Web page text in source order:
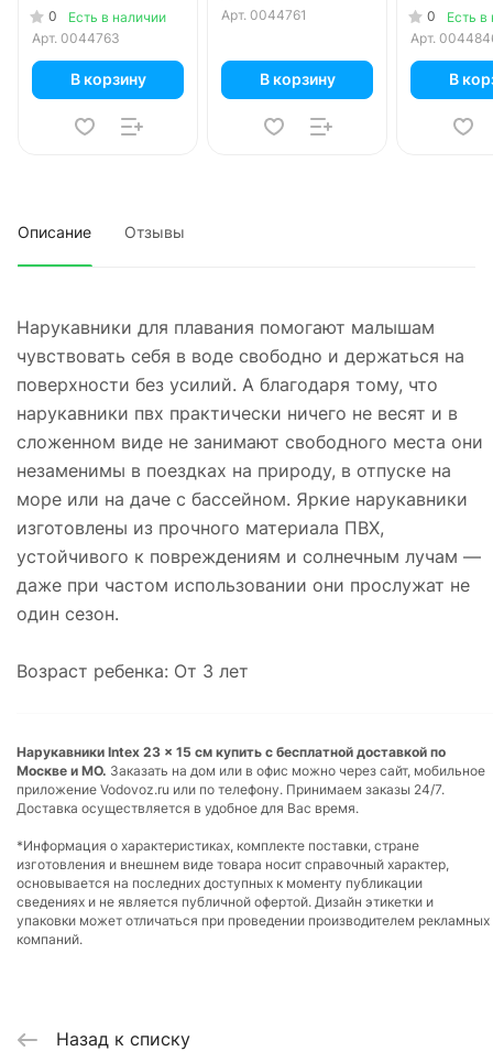
0
Есть в наличии
Арт. 0044763
В корзину
Арт. 0044761
В корзину
0
Есть в
Арт.
В
Описание Отзывы
Нарукавники для плавания помогают малышам
чувствовать себя в воде свободно и держаться на
поверхности без усилий. А благодаря тому, что
нарукавники пвх практически ничего не весят и в
сложенном виде не занимают свободного места они
незаменимы в поездках на природу, в отпуске на
море или на даче с бассейном. Яркие нарукавники
изготовлены из прочного материала ПВХ,
устойчивого к повреждениям и солнечным лучам —
даже при частом использовании они прослужат не
один сезон.
Возраст ребенка: От 3 лет
Нарукавники Intex 23 x 15 см купить с бесплатной доставкой по
Москве и МО. Заказать на дом или в офис можно через сайт, мобильное
приложение Vodovoz.ru или по телефону. Принимаем заказы 24/7.
Доставка осуществляется в удобное для Вас время.
*Информация о характеристиках, комплекте поставки, стране
изготовления и внешнем виде товара носит справочный характер,
основывается на последних доступных к моменту публикации
сведениях и не является публичной офертой. Дизайн этикетки и
упаковки может отличаться при проведении производителем рекламных
компаний.
Назад к списку